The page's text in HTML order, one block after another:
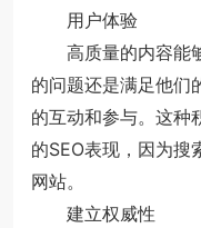
用户体验
高质量的内容能够
的问题还是满足他们
的互动和参与。这种
的SEO表现，因为搜
网站。
建立权威性